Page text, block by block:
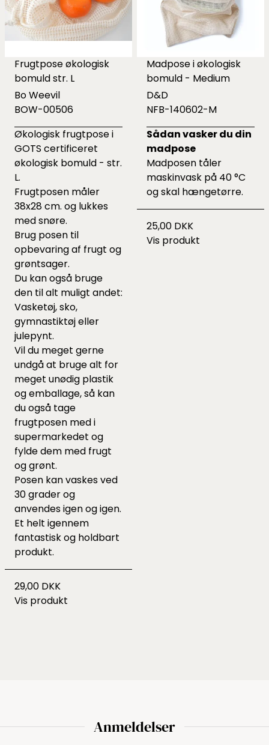
Frugtpose økologisk
bomuld str. L
Bo Weevil
BOW-00506
Økologisk frugtpose i
GOTS certificeret
økologisk bomuld - str.
L.
Frugtposen måler
38x28 cm. og lukkes
med snøre.
Brug posen til
opbevaring af frugt og
grøntsager.
Du kan også bruge
den til alt muligt andet:
Vasketøj, sko,
gymnastiktøj eller
julepynt.
Vil du meget gerne
undgå at bruge alt for
meget unødig plastik
og emballage, så kan
du også tage
frugtposen med i
supermarkedet og
fylde dem med frugt
og grønt.
Posen kan vaskes ved
30 grader og
anvendes igen og igen.
Et helt igennem
fantastisk og holdbart
produkt.
29,00 DKK
Vis produkt
Madpose i økologisk
bomuld - Medium
D&D
NFB-140602-M
Sådan vasker du din
madpose
Madposen tåler
maskinvask på 40 °C
og skal hængetørre.
25,00 DKK
Vis produkt
Anmeldelser